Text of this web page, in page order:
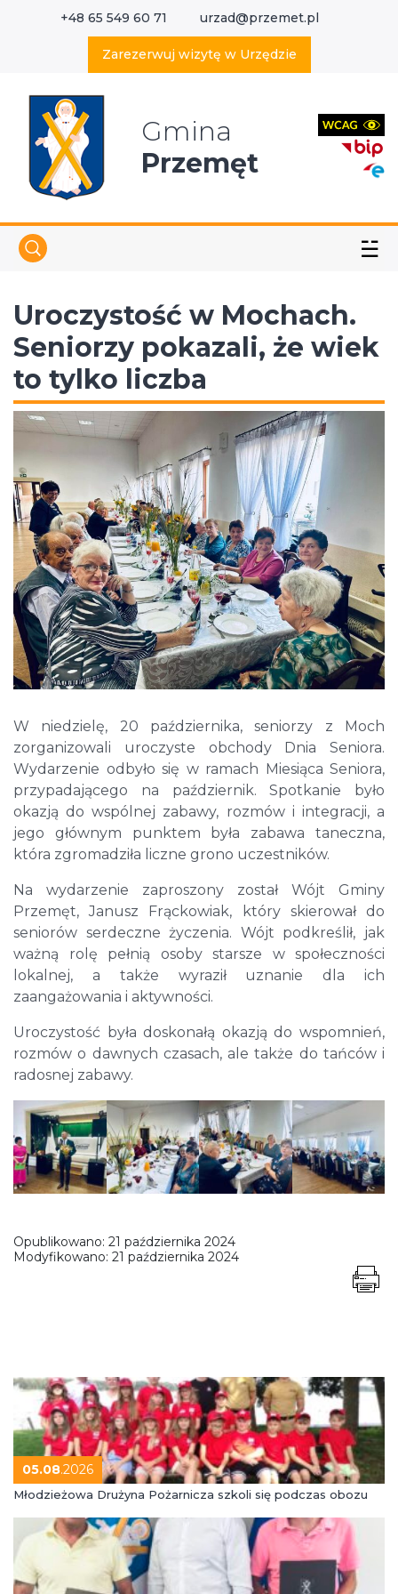
+48 65 549 60 71 urzad@przemet.pl
Zarezerwuj wizytę w Urzędzie
Gmina
Przemęt
☱
Uroczystość w Mochach.
Seniorzy pokazali, że wiek
to tylko liczba
W niedzielę, 20 października, seniorzy z Moch
zorganizowali uroczyste obchody Dnia Seniora.
Wydarzenie odbyło się w ramach Miesiąca Seniora,
przypadającego na październik. Spotkanie było
okazją do wspólnej zabawy, rozmów i integracji, a
jego głównym punktem była zabawa taneczna,
która zgromadziła liczne grono uczestników.
Na wydarzenie zaproszony został Wójt Gminy
Przemęt, Janusz Frąckowiak, który skierował do
seniorów serdeczne życzenia. Wójt podkreślił, jak
ważną rolę pełnią osoby starsze w społeczności
lokalnej, a także wyraził uznanie dla ich
zaangażowania i aktywności.
Uroczystość była doskonałą okazją do wspomnień,
rozmów o dawnych czasach, ale także do tańców i
radosnej zabawy.
Opublikowano: 21 października 2024
Modyfikowano: 21 października 2024
05.08.2026
Młodzieżowa Drużyna Pożarnicza szkoli się podczas obozu
Wyszukaj w serwisie